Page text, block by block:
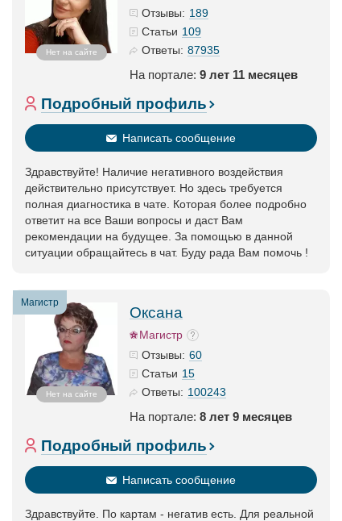
Нет на сайте
Отзывы: 189
Статьи 109
Ответы: 87935
На портале: 9 лет 11 месяцев
Подробный профиль
Написать сообщение
Здравствуйте! Наличие негативного воздействия
действительно присутствует. Но здесь требуется
полная диагностика в чате. Которая более подробно
ответит на все Ваши вопросы и даст Вам
рекомендации на будущее. За помощью в данной
ситуации обращайтесь в чат. Буду рада Вам помочь !
Магистр
Нет на сайте
Оксана
Магистр
Отзывы: 60
Статьи 15
Ответы: 100243
На портале: 8 лет 9 месяцев
Подробный профиль
Написать сообщение
Здравствуйте. По картам - негатив есть. Для реальной